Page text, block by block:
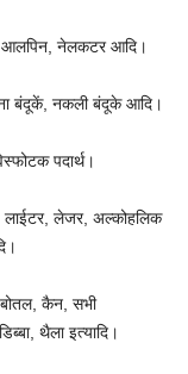
आलपिन, नेलकटर आदि।
बंदूकें, नकली बंदूके आदि।
पदार्थ।
लाईटर, लेजर, अल्कोहलिक
बोतल, कैन, सभी
थैला इत्यादि।